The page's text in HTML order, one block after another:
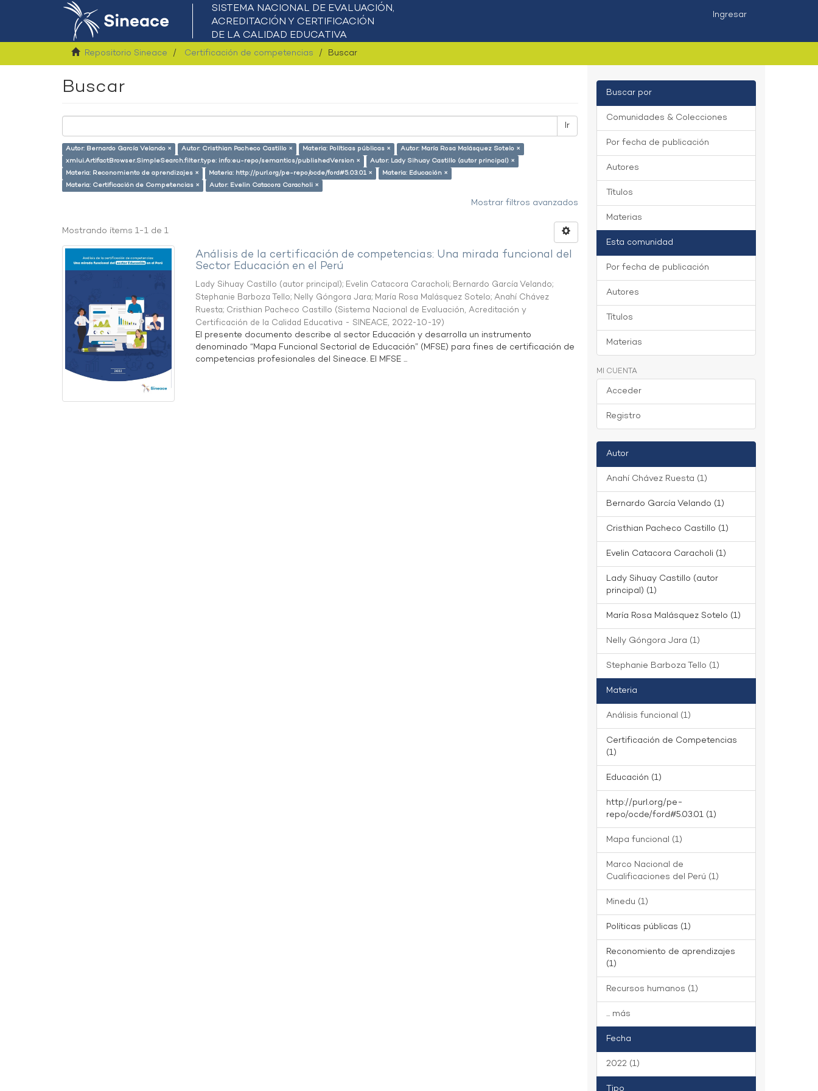
Ingresar
Repositorio Sineace Certificación de competencias Buscar
Buscar
Ir
Autor: Bernardo García Velando × Autor: Cristhian Pacheco Castillo × Materia: Políticas públicas ×
Autor: María Rosa Malásquez Sotelo ×
xmlui.ArtifactBrowser.SimpleSearch.filter.type: info:eu-repo/semantics/publishedVersion ×
Autor: Lady Sihuay Castillo (autor principal) ×
Materia: Reconomiento de aprendizajes ×
Materia: http://purl.org/pe-repo/ocde/ford#5.03.01 ×
Materia: Educación ×
Materia: Certificación de Competencias ×
Autor: Evelin Catacora Caracholi ×
Mostrar filtros avanzados
Mostrando ítems 1-1 de 1
Análisis de la certificación de competencias: Una mirada funcional del
Sector Educación en el Perú
Lady Sihuay Castillo (autor principal); Evelin Catacora Caracholi; Bernardo García Velando;
Stephanie Barboza Tello; Nelly Góngora Jara; María Rosa Malásquez Sotelo;Anahí Chávez
Ruesta; Cristhian Pacheco Castillo (Sistema Nacional de Evaluación, Acreditación y
Certificación de la Calidad Educativa - SINEACE, 2022-10-19)
El presente documento describe al sector Educación y desarrolla un instrumento
denominado “Mapa Funcional Sectorial de Educación” (MFSE) para fines de certificación de
competencias profesionales del Sineace. El MFSE ...
Buscar por
Comunidades & Colecciones
Por fecha de publicación
Autores
Títulos
Materias
Esta comunidad
Por fecha de publicación
Autores
Títulos
Materias
MI CUENTA
Acceder
Registro
Autor
Anahí Chávez Ruesta (1)
Bernardo García Velando (1)
Cristhian Pacheco Castillo (1)
Evelin Catacora Caracholi (1)
Lady Sihuay Castillo (autor
principal) (1)
María Rosa Malásquez Sotelo (1)
Nelly Góngora Jara (1)
Stephanie Barboza Tello (1)
Materia
Análisis funcional (1)
Certificación de Competencias
(1)
Educación (1)
http://purl.org/pe-
repo/ocde/ford#5.03.01 (1)
Mapa funcional (1)
Marco Nacional de
Cualificaciones del Perú (1)
Minedu (1)
Políticas públicas (1)
Reconomiento de aprendizajes
(1)
Recursos humanos (1)
... más
Fecha
2022 (1)